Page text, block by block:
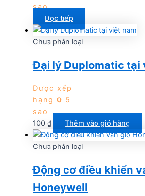
sao
Đọc tiếp
Chưa phân loại
Đại lý Duplomatic tại
Được xếp
hạng 0 5
sao
100 ₫ Thêm vào giỏ hàng
Chưa phân loại
Động cơ điều khiển
Honeywell